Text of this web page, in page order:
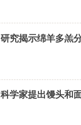
研究揭示绵羊多羔